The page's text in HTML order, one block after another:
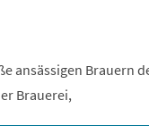
ansässigen Brauern
Brauerei,